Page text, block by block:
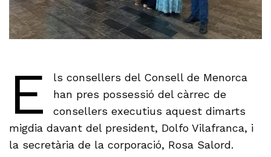
E
ls consellers del Consell de Menorca
han pres possessió del càrrec de
consellers executius aquest dimarts
migdia davant del president, Dolfo Vilafranca, i
la secretària de la corporació, Rosa Salord.